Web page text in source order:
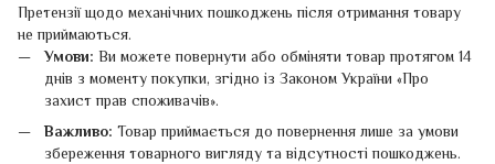
Претензії щодо механічних пошкоджень після отримання товару
не приймаються.
Умови: Ви можете повернути або обміняти товар протягом 14
днів з моменту покупки, згідно із Законом України «Про
захист прав споживачів».
Важливо: Товар приймається до повернення лише за умови
збереження товарного вигляду та відсутності пошкоджень.